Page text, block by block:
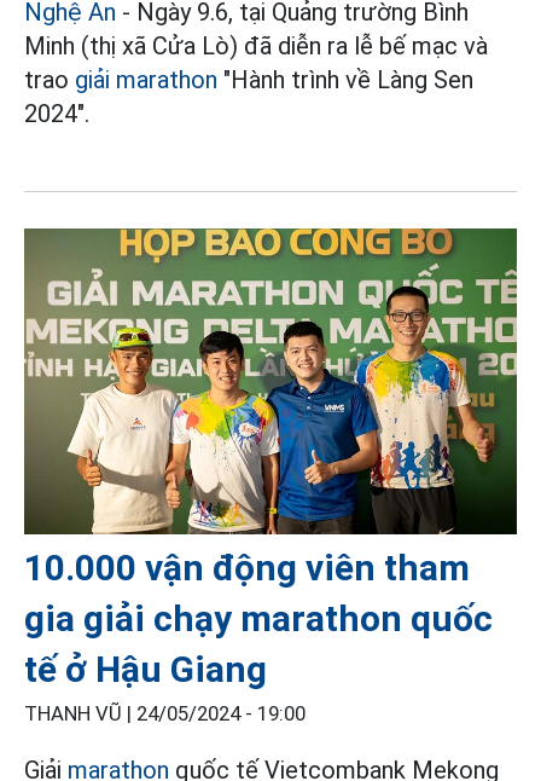
Nghệ An - Ngày 9.6, tại Quảng trường Bình
Minh (thị xã Cửa Lò) đã diễn ra lễ bế mạc và
trao giải marathon "Hành trình về Làng Sen
2024".
10.000 vận động viên tham
gia giải chạy marathon quốc
tế ở Hậu Giang
THANH VŨ | 24/05/2024 - 19:00
Giải marathon quốc tế Vietcombank Mekong